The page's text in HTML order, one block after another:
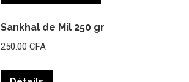
Sankhal de Mil 250 gr
250.00 CFA